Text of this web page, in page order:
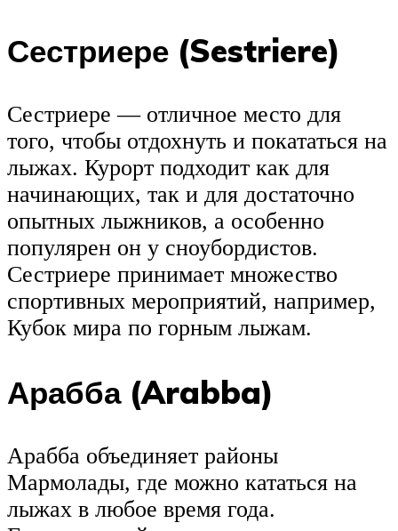
Сестриере (Sestriere)
Сестриере — отличное место для
того, чтобы отдохнуть и покататься на
лыжах. Курорт подходит как для
начинающих, так и для достаточно
опытных лыжников, а особенно
популярен он у сноубордистов.
Сестриере принимает множество
спортивных мероприятий, например,
Кубок мира по горным лыжам.
Арабба (Arabba)
Арабба объединяет районы
Мармолады, где можно кататься на
лыжах в любое время года.